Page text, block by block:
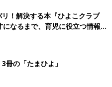
！解決する本『ひよこクラブ
なるまで、育児に役立つ情報が
冊の「たまひよ」